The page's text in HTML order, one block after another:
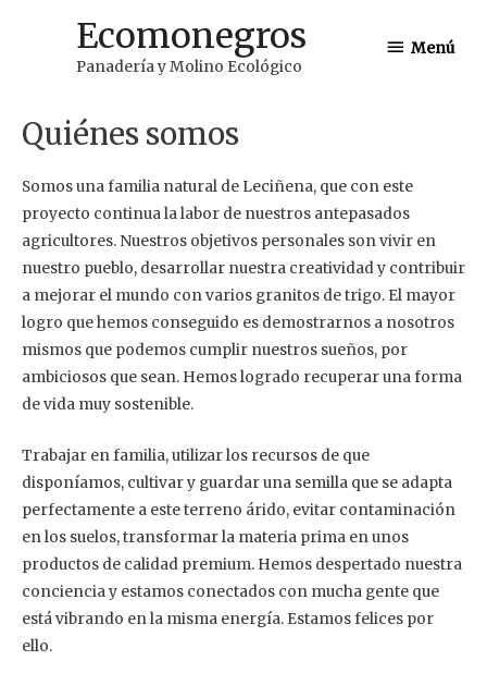
Ecomonegros
Panadería y Molino Ecológico
Menú
Menú
Quiénes somos
Somos una familia natural de Leciñena, que con este
proyecto continua la labor de nuestros antepasados
agricultores. Nuestros objetivos personales son vivir en
nuestro pueblo, desarrollar nuestra creatividad y contribuir
a mejorar el mundo con varios granitos de trigo. El mayor
logro que hemos conseguido es demostrarnos a nosotros
mismos que podemos cumplir nuestros sueños, por
ambiciosos que sean. Hemos logrado recuperar una forma
de vida muy sostenible.
Trabajar en familia, utilizar los recursos de que
disponíamos, cultivar y guardar una semilla que se adapta
perfectamente a este terreno árido, evitar contaminación
en los suelos, transformar la materia prima en unos
productos de calidad premium. Hemos despertado nuestra
conciencia y estamos conectados con mucha gente que
está vibrando en la misma energía. Estamos felices por
ello.